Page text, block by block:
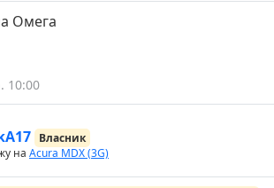
Омега
10:00
Власник
на Acura MDX (3G)